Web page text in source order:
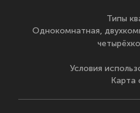
Типы
Однокомнатная
Условия
Карта